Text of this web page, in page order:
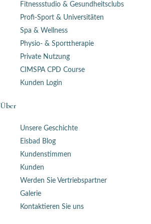
Fitnessstudio & Gesundheitsclubs
Profi-Sport & Universitäten
Spa & Wellness
Physio- & Sporttherapie
Private Nutzung
CIMSPA CPD Course
Kunden Login
Über
Unsere Geschichte
Eisbad Blog
Kundenstimmen
Kunden
Werden Sie Vertriebspartner
Galerie
Kontaktieren Sie uns